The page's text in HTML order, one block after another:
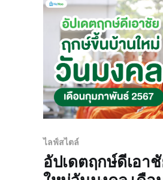
ไลฟ์สไตล์
อัปเดตฤกษ์ดีเอา